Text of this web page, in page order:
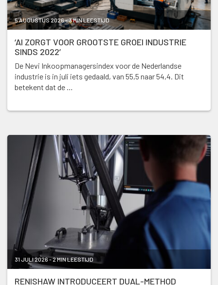
5 AUGUSTUS 2026 - 3 MIN LEESTIJD
‘AI ZORGT VOOR GROOTSTE GROEI INDUSTRIE
SINDS 2022’
De Nevi Inkoopmanagersindex voor de Nederlandse
industrie is in juli iets gedaald, van 55,5 naar 54,4. Dit
betekent dat de …
31 JULI 2026 - 2 MIN LEESTIJD
RENISHAW INTRODUCEERT DUAL-METHOD